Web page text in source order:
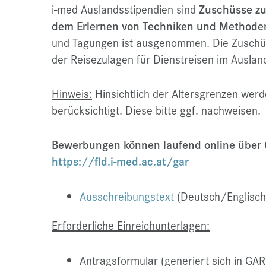
i-med Auslandsstipendien sind Zuschüsse
dem Erlernen von Techniken und
und Tagungen ist ausgenommen. Die
der Reisezulagen für Dienstreisen im
Hinweis: Hinsichtlich der Altersgrenzen
berücksichtigt. Diese bitte ggf. nachweisen.
Bewerbungen können laufend online
https://fld.i-med.ac.at/gar
Ausschreibungstext (Deutsch/
Erforderliche Einreichunterlagen:
Antragsformular (generiert sich in